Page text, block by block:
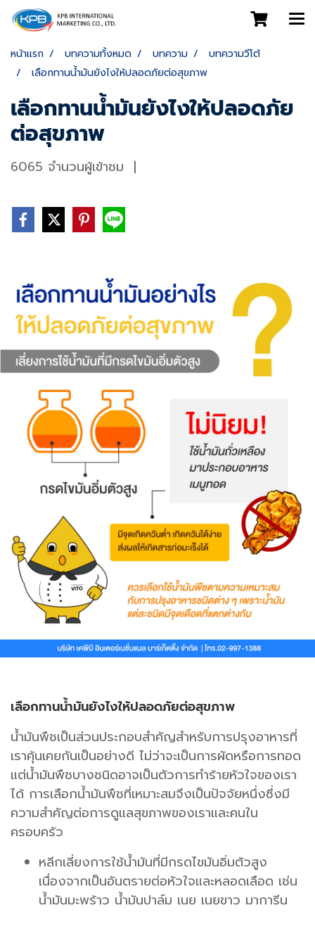
หน้าแรก บทความทั้งหมด บทความ
บทความวีโต้
เลือกทานน้ำมันยังไงให้ปลอดภัยต่อสุขภาพ
เลือกทานน้ำมันยังไงให้ปลอดภัย
ต่อสุขภาพ
6065 จำนวนผู้เข้าชม |
เลือกทานน้ำมันยังไงให้ปลอดภัยต่อสุขภาพ
น้ำมันพืชเป็นส่วนประกอบสำคัญสำหรับการปรุงอาหารที่
เราคุ้นเคยกันเป็นอย่างดี ไม่ว่าจะเป็นการผัดหรือการทอด
แต่น้ำมันพืชบางชนิดอาจเป็นตัวการทำร้ายหัวใจของเรา
ได้ การเลือกน้ำมันพืชที่เหมาะสมจึงเป็นปัจจัยหนึ่งซึ่งมี
ความสำคัญต่อการดูแลสุขภาพของเราและคนใน
ครอบครัว
หลีกเลี่ยงการใช้น้ำมันที่มีกรดไขมันอิ่มตัวสูง
เนื่องจากเป็นอันตรายต่อหัวใจและหลอดเลือด เช่น
น้ำมันมะพร้าว น้ำมันปาล์ม เนย เนยขาว มาการีน